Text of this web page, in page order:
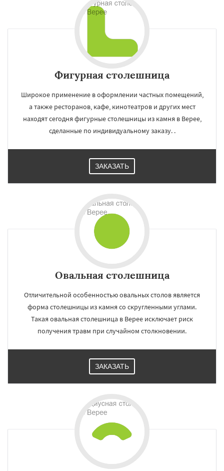
Фигурная столешница
Широкое применение в оформлении частных помещений,
а также ресторанов, кафе, кинотеатров и других мест
находят сегодня фигурные столешницы из камня в Верее,
сделанные по индивидуальному заказу. .
ЗАКАЗАТЬ
Овальная столешница
Отличительной особенностью овальных столов является
форма столешницы из камня со скругленными углами.
Такая овальная столешница в Верее исключает риск
получения травм при случайном столкновении.
ЗАКАЗАТЬ